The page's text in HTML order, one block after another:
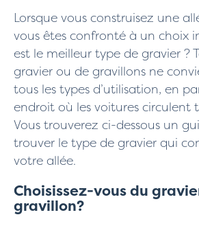
Lorsque vous construisez une
vous êtes confronté à un choix
est le meilleur type de gravier ?
gravier ou de gravillons ne
tous les types d’utilisation, en
endroit où les voitures circulent
Vous trouverez ci-dessous un
trouver le type de gravier qui
votre allée.
Choisissez-vous du
gravillon?